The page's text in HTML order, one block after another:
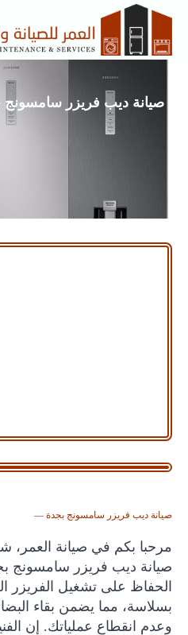
صيانة ديب فريزر سامسونج
— صيانة ديب فريزر سامسونج بجدة
مرحبا بكم في صيانة العمر،
صيانة ديب فريزر سامسونج
الحفاظ على تشغيل الفريزر
بسلاسة، مما يضمن بقاء
وعدم انقطاع عملياتك. إن